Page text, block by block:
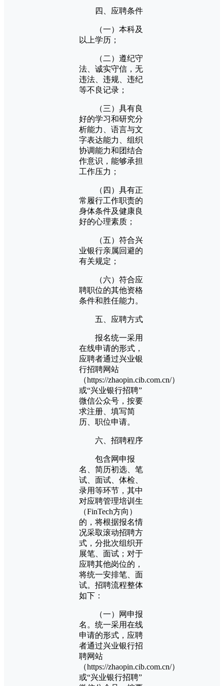
四、应聘条件
（一）本科及
以上学历；
（二）遵纪守
法、诚实守信，无
违法、违规、违纪
等不良记录；
（三）具有良
好的学习和研究分
析能力、语言与文
字表达能力、组织
协调能力和团结合
作意识，能够承担
工作压力；
（四）具有正
常履行工作职责的
身体条件及健康良
好的心理素质；
（五）符合兴
业银行亲属回避的
有关规定；
（六）符合应
聘职位的其他资格
条件和胜任能力。
五、应聘方式
报名统一采用
在线申请的形式，
应聘者通过兴业银
行招聘网站
（https://zhaopin.cib.com.cn/）
或“兴业银行招聘”
微信公众号，按要
求注册、填写简
历、职位申请。
六、招聘程序
包含网申报
名、简历初选、笔
试、面试、体检、
录用等环节，其中
对应聘管理培训生
（FinTech方向）
的，将根据报名情
况采取滚动招聘方
式，分批次组织开
展笔、面试；对于
应聘其他岗位的，
将统一安排笔、面
试。招聘流程整体
如下：
（一）网申报
名。统一采用在线
申请的形式，应聘
者通过兴业银行招
聘网站
（https://zhaopin.cib.com.cn/）
或“兴业银行招聘”